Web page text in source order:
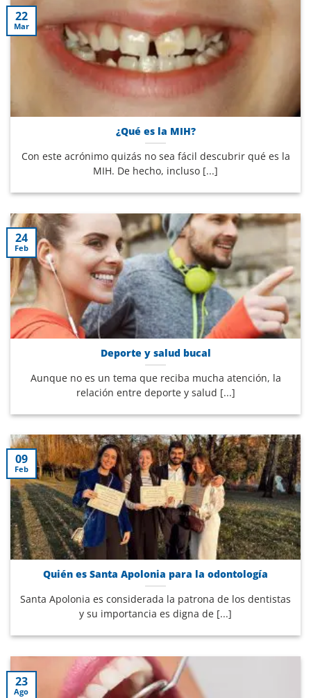
¿Qué es la MIH?
Con este acrónimo quizás no sea fácil descubrir qué es la
MIH. De hecho, incluso [...]
22
Mar
Deporte y salud bucal
Aunque no es un tema que reciba mucha atención, la
relación entre deporte y salud [...]
24
Feb
Quién es Santa Apolonia para la odontología
Santa Apolonia es considerada la patrona de los dentistas
y su importancia es digna de [...]
09
Feb
23
Ago